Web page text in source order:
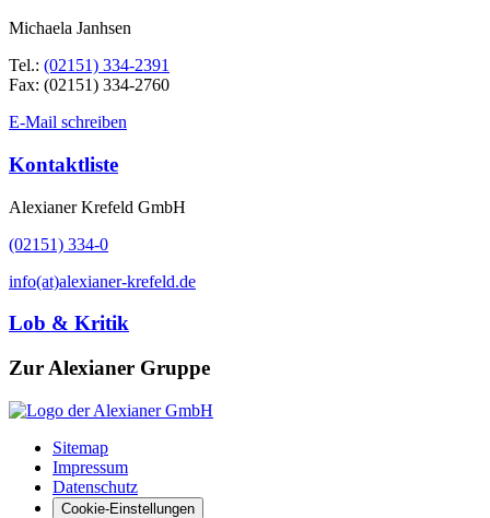
Michaela Janhsen
Tel.: (02151) 334-2391
Fax: (02151) 334-2760
E-Mail schreiben
Kontaktliste
Alexianer Krefeld GmbH
(02151) 334-0
info(at)alexianer-krefeld.de
Lob & Kritik
Zur Alexianer Gruppe
Sitemap
Impressum
Datenschutz
Cookie-Einstellungen